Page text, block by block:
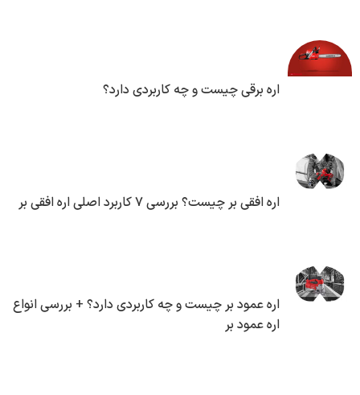
اره برقی چیست و چه کاربردی دارد؟
اره افقی بر چیست؟ بررسی ۷ کاربرد اصلی اره افقی بر
اره عمود بر چیست و چه کاربردی دارد؟ + بررسی انواع
اره عمود بر